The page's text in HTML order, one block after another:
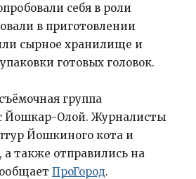
себя в роли
в приготовлении
сырное хранилище и
готовых головок.
группа
Йошкар-Олой. Журналисты
Йошкиного кота и
также отправились на
ПроГород.